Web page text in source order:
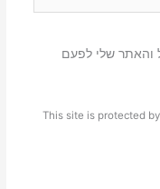
והאתר שלי לפעם
This site is protected